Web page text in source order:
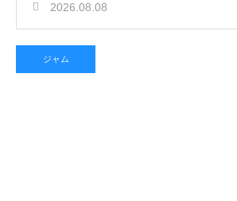
2026.08.08
ジャム